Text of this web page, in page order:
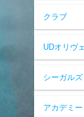
クラブ
UDオリヴ
シーガルズ
アカデミー